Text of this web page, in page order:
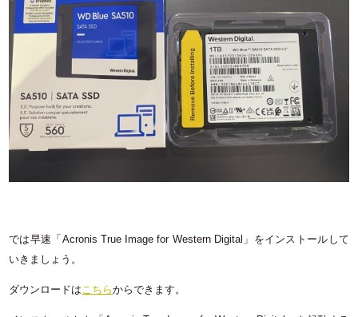
では早速「Acronis True Image for Western Digital」をインストールして
いきましょう。
ダウンロードはこちらからできます。